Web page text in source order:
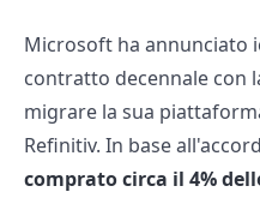
Microsoft ha annunciato
contratto decennale con
migrare la sua
Refinitiv. In base
comprato circa il 4%